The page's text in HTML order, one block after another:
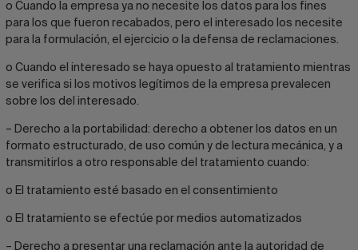
o Cuando la empresa ya no necesite los datos para los fines
para los que fueron recabados, pero el interesado los necesite
para la formulación, el ejercicio o la defensa de reclamaciones.
o Cuando el interesado se haya opuesto al tratamiento mientras
se verifica si los motivos legítimos de la empresa prevalecen
sobre los del interesado.
– Derecho a la portabilidad: derecho a obtener los datos en un
formato estructurado, de uso común y de lectura mecánica, y a
transmitirlos a otro responsable del tratamiento cuando:
o El tratamiento esté basado en el consentimiento
o El tratamiento se efectúe por medios automatizados
– Derecho a presentar una reclamación ante la autoridad de